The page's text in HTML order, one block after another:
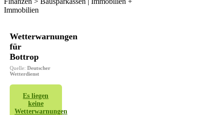
Immobilien
Wetterwarnungen
für
Bottrop
Quelle: Deutscher
Wetterdienst
Es liegen
keine
Wetterwarnungen